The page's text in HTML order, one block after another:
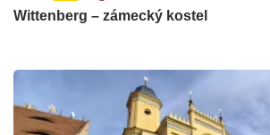
Wittenberg – zámecký kostel